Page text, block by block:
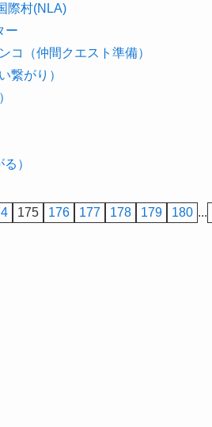
際村(NLA)
ー
コ（仲間クエスト準備）
繋がり）
）
175 176 177 178 179 180 ...